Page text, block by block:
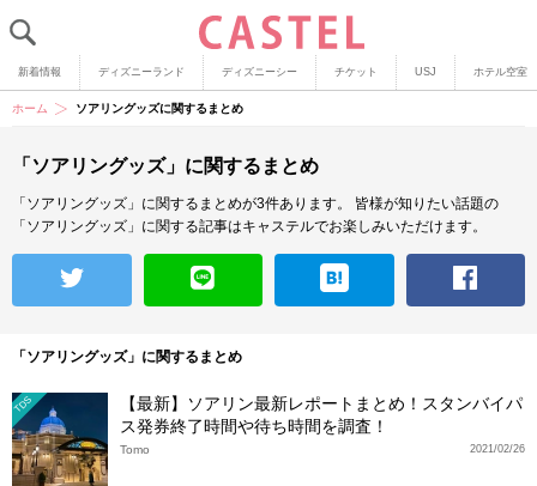
新着情報 ディズニーランド ディズニーシー チケット USJ ホテル空室
ホーム ソアリングッズに関するまとめ
「ソアリングッズ」に関するまとめ
「ソアリングッズ」に関するまとめが3件あります。
皆様が知りたい話題の
「ソアリングッズ」に関する記事はキャステルでお楽しみいただけます。
「ソアリングッズ」に関するまとめ
TDS
【最新】ソアリン最新レポートまとめ！スタンバイパ
ス発券終了時間や待ち時間を調査！
2021/02/26
Tomo